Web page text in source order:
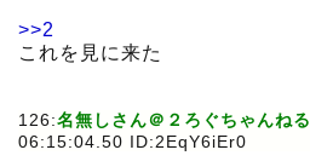
>>2
これを見に来た
126:名無しさん＠２ろぐちゃんねる
06:15:04.50 ID:2EqY6iEr0